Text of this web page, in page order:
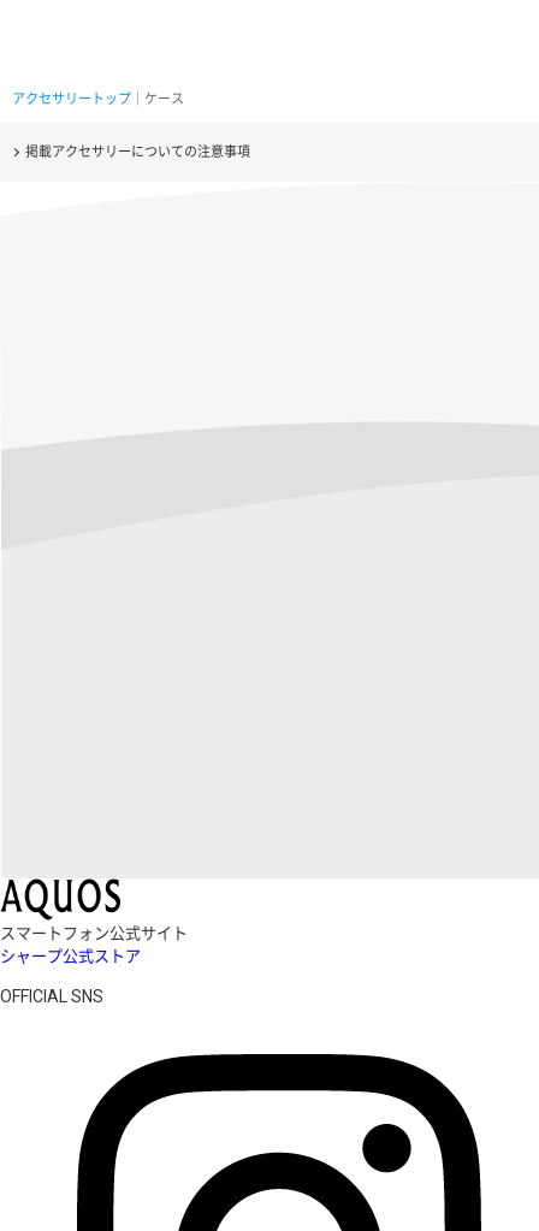
アクセサリートップ ｜ケース
掲載アクセサリーについての注意事項
スマートフォン公式サイト
シャープ公式ストア
OFFICIAL SNS